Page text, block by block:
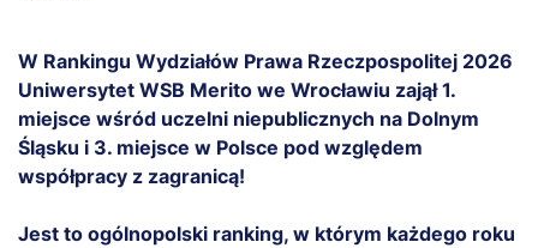
W Rankingu Wydziałów Prawa Rzeczpospolitej 2026
Uniwersytet WSB Merito we Wrocławiu zajął 1.
miejsce wśród uczelni niepublicznych na Dolnym
Śląsku i 3. miejsce w Polsce pod względem
współpracy z zagranicą!
Jest to ogólnopolski ranking, w którym każdego roku